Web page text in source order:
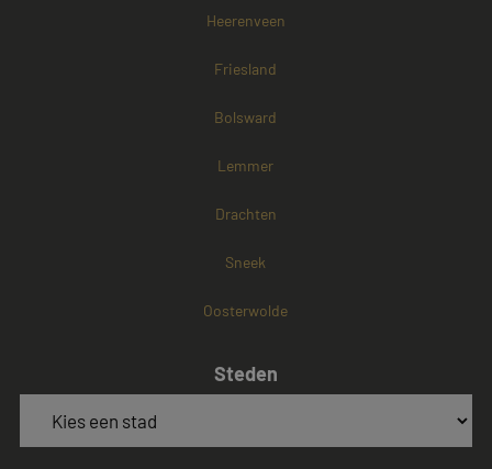
Heerenveen
Friesland
Bolsward
Lemmer
Drachten
Sneek
Oosterwolde
Steden